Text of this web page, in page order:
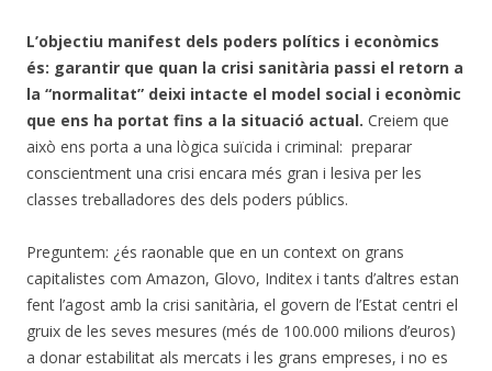
L’objectiu manifest dels poders polítics i econòmics
és: garantir que quan la crisi sanitària passi el retorn a
la “normalitat” deixi intacte el model social i econòmic
que ens ha portat fins a la situació actual. Creiem que
això ens porta a una lògica suïcida i criminal: preparar
conscientment una crisi encara més gran i lesiva per les
classes treballadores des dels poders públics.
Preguntem: ¿és raonable que en un context on grans
capitalistes com Amazon, Glovo, Inditex i tants d’altres estan
fent l’agost amb la crisi sanitària, el govern de l’Estat centri el
gruix de les seves mesures (més de 100.000 milions d’euros)
a donar estabilitat als mercats i les grans empreses, i no es